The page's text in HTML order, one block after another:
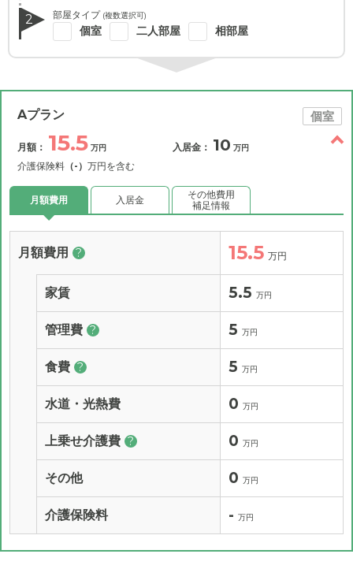
2 部屋タイプ (複数選択可)
個室 二人部屋 相部屋
Aプラン 個室
月額： 15.5 万円
介護保険料 （-） 万円を含む
入居金： 10 万円
月額費用 入居金
その他費用
補足情報
月額費用 ? 15.5 万円
家賃 5.5 万円
管理費 ? 5 万円
食費 ? 5 万円
水道・光熱費 0 万円
上乗せ介護費 ? 0 万円
その他 0 万円
介護保険料 - 万円